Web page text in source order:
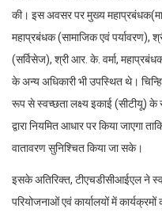
की। इस अवसर पर मुख्य
महाप्रबंधक (सामाजिक एवं पर्यावरण),
(सर्विसेज), श्री आर. के. वर्मा,
के अन्य अधिकारी भी उपस्थित थे।
रूप से स्वच्छता लक्ष्य इकाई (सीटीयू)
द्वारा नियमित आधार पर किया
वातावरण सुनिश्चित किया जा सके।
इसके अतिरिक्त, टीएचडीसीआईएल ने
परियोजनाओं एवं कार्यालयों में